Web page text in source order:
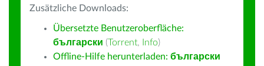
Zusätzliche Downloads:
Übersetzte Benutzeroberfläche:
български (Torrent, Info)
Offline-Hilfe herunterladen: български